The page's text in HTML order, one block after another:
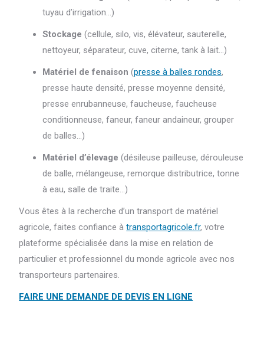
tuyau d’irrigation…)
Stockage (cellule, silo, vis, élévateur, sauterelle,
nettoyeur, séparateur, cuve, citerne, tank à lait…)
Matériel de fenaison (presse à balles rondes,
presse haute densité, presse moyenne densité,
presse enrubanneuse, faucheuse, faucheuse
conditionneuse, faneur, faneur andaineur, grouper
de balles…)
Matériel d’élevage(désileuse pailleuse, dérouleuse
de balle, mélangeuse, remorque distributrice, tonne
à eau, salle de traite…)
Vous êtes à la recherche d’un transport de matériel
agricole, faites confiance àtransportagricole.fr, votre
plateforme spécialisée dans la mise en relation de
particulier et professionnel du monde agricole avec nos
transporteurs partenaires.
FAIRE UNE DEMANDE DE DEVIS EN LIGNE